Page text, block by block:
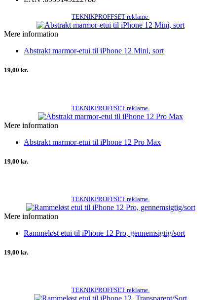
TEKNIKPROFFSET reklame
Mere information
Abstrakt marmor-etui til iPhone 12 Mini, sort
19,00 kr.
TEKNIKPROFFSET reklame
Mere information
Abstrakt marmor-etui til iPhone 12 Pro Max
19,00 kr.
TEKNIKPROFFSET reklame
Mere information
Rammeløst etui til iPhone 12 Pro, gennemsigtig/sort
19,00 kr.
TEKNIKPROFFSET reklame